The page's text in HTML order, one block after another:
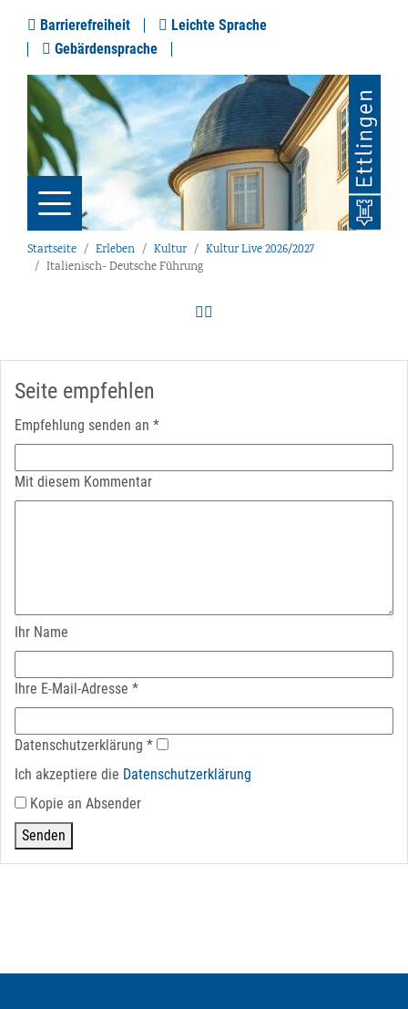
Barrierefreiheit
Leichte Sprache
Gebärdensprache
Startseite Erleben Kultur
Kultur Live 2026/2027
Italienisch- Deutsche Führung
Seite empfehlen
Empfehlung senden an *
Mit diesem Kommentar
Ihr Name
Ihre E-Mail-Adresse *
Datenschutz­erklärung *
Ich akzeptiere die Datenschutz­erklärung
Kopie an Absender